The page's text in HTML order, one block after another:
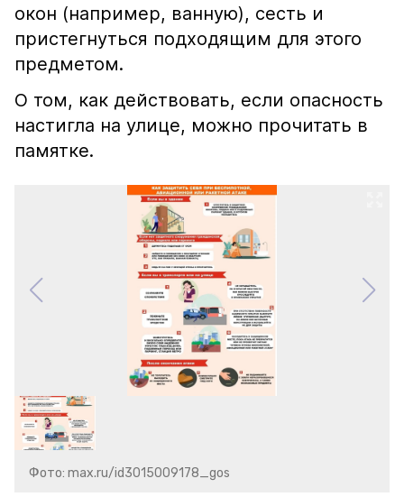
окон (например, ванную), сесть и
пристегнуться подходящим для этого
предметом.
О том, как действовать, если опасность
настигла на улице, можно прочитать в
памятке.
Фото: max.ru/id3015009178_gos